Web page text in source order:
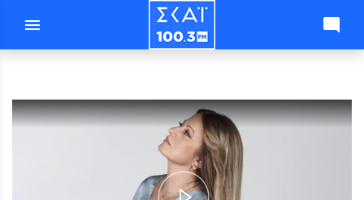
menu mode_comment